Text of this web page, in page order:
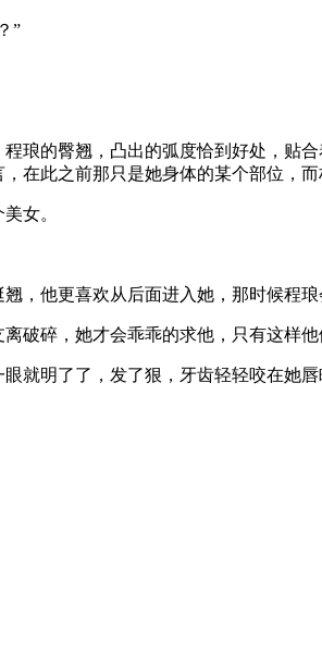
”
琅的臀翘，凸出的弧度恰到好处，贴
在此之前那只是她身体的某个部位，
女。
，他更喜欢从后面进入她，那时候程
破碎，她才会乖乖的求他，只有这样他
就明了了，发了狠，牙齿轻轻咬在她唇